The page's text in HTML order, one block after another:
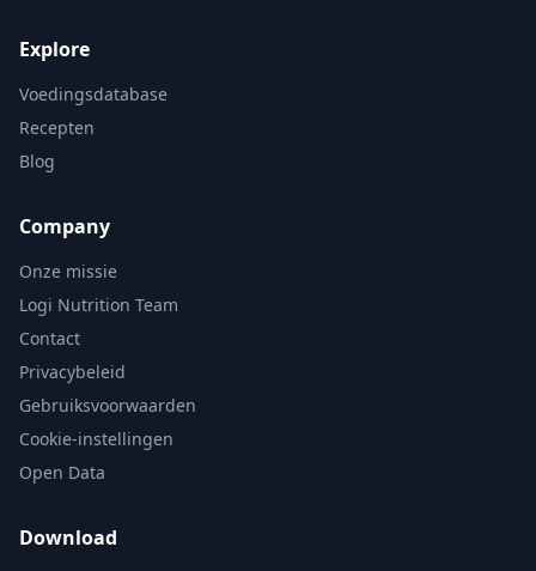
Explore
Voedingsdatabase
Recepten
Blog
Company
Onze missie
Logi Nutrition Team
Contact
Privacybeleid
Gebruiksvoorwaarden
Cookie-instellingen
Open Data
Download